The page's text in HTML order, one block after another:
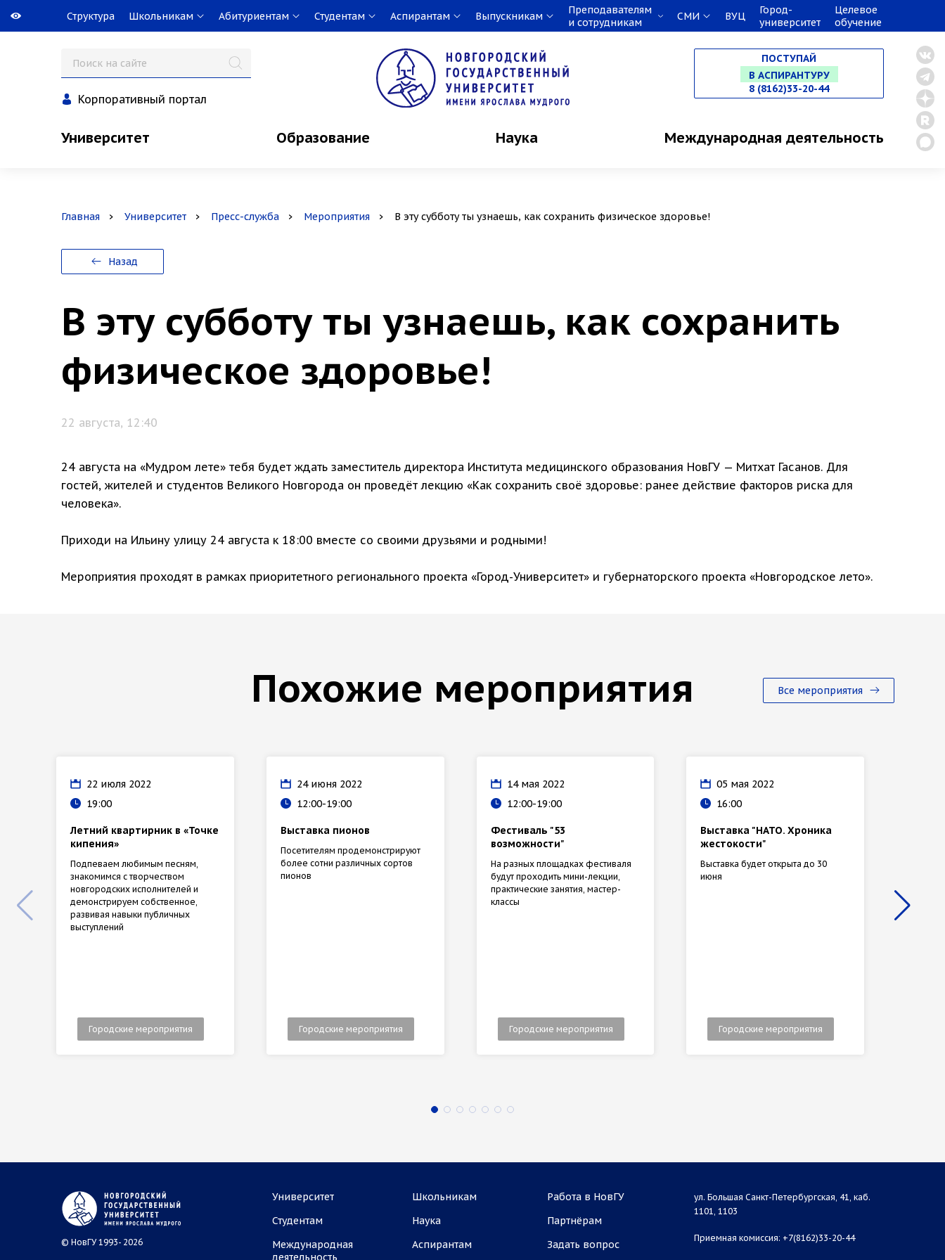
Структура Школьникам Абитуриентам Студентам Аспирантам Выпускникам
Преподавателям
и сотрудникам
СМИ ВУЦ
Город-
университет
Целевое
обучение
Корпоративный портал
ПОСТУПАЙ
НА СПЕЦИАЛИТЕТ
В МАГИСТРАТУРУ
8 (8162)33-20-44
Университет Образование Наука Международная деятельность
Главная Университет Пресс-служба Мероприятия В эту субботу ты узнаешь, как сохранить физическое здоровье!
Назад
В эту субботу ты узнаешь, как сохранить
физическое здоровье!
22 августа, 12:40
24 августа на «Мудром лете» тебя будет ждать заместитель директора Института медицинского образования НовГУ — Митхат Гасанов. Для
гостей, жителей и студентов Великого Новгорода он проведёт лекцию «Как сохранить своё здоровье: ранее действие факторов риска для
человека».
Приходи на Ильину улицу 24 августа к 18:00 вместе со своими друзьями и родными!
Мероприятия проходят в рамках приоритетного регионального проекта «Город-Университет» и губернаторского проекта «Новгородское лето».
Похожие мероприятия Все мероприятия
22 июля 2022
19:00
Летний квартирник в «Точке
кипения»
Подпеваем любимым песням,
знакомимся с творчеством
новгородских исполнителей и
демонстрируем собственное,
развивая навыки публичных
выступлений
Городские мероприятия
24 июня 2022
12:00-19:00
Выставка пионов
Посетителям продемонстрируют
более сотни различных сортов
пионов
Городские мероприятия
14 мая 2022
12:00-19:00
Фестиваль "53
возможности"
На разных площадках фестиваля
будут проходить мини-лекции,
практические занятия, мастер-
классы
Городские мероприятия
05 мая 2022
16:00
Выставка "НАТО. Хроника
жестокости"
Выставка будет открыта до 30
июня
Городские мероприятия
© НовГУ 1993- 2026
Университет
Студентам
Международная
деятельность
Школьникам
Наука
Аспирантам
Работа в НовГУ
Партнёрам
Задать вопрос
ул. Большая Санкт-Петербургская, 41, каб.
1101, 1103
Приемная комиссия: +7(8162)33-20-44